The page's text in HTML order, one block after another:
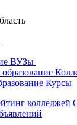
ВУЗы
образование
Курсы
колледжей